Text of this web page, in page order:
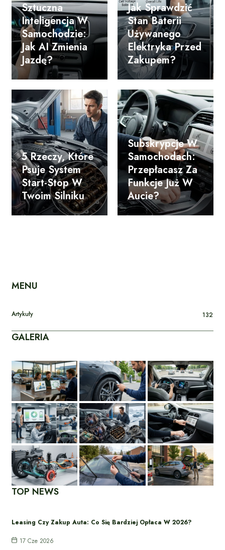
Sztuczna
Inteligencja W
Samochodzie:
Jak AI Zmienia
Jazdę?
Jak Sprawdzić
Stan Baterii
Używanego
Elektryka Przed
Zakupem?
5 Rzeczy, Które
Psuje System
Start-Stop W
Twoim Silniku
Subskrypcje W
Samochodach:
Przepłacasz Za
Funkcje Już W
Aucie?
MENU
Artykuły 132
GALERIA
TOP NEWS
Leasing Czy Zakup Auta: Co Się Bardziej Opłaca W 2026?
17 Cze 2026